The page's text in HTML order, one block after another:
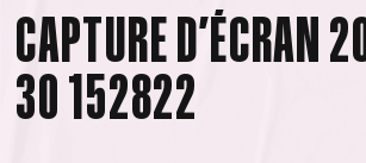
CAPTURE D’ÉCRAN
30 152822